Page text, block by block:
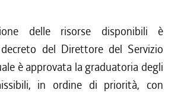
delle risorse disponibili è
del Direttore del Servizio
è approvata la graduatoria degli
in ordine di priorità, con